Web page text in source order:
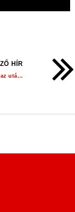
HÍR
Felkészülés az utánpótlásban: U10-U11!